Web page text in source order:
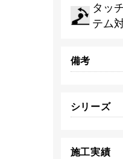
タッ
テム
備考
シリーズ
施工実績